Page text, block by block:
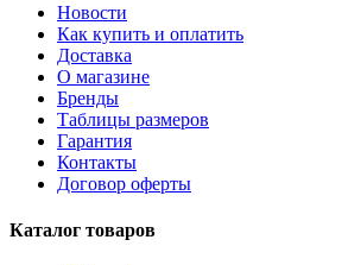
Новости
Как купить и оплатить
Доставка
О магазине
Бренды
Таблицы размеров
Гарантия
Контакты
Договор оферты
Каталог товаров